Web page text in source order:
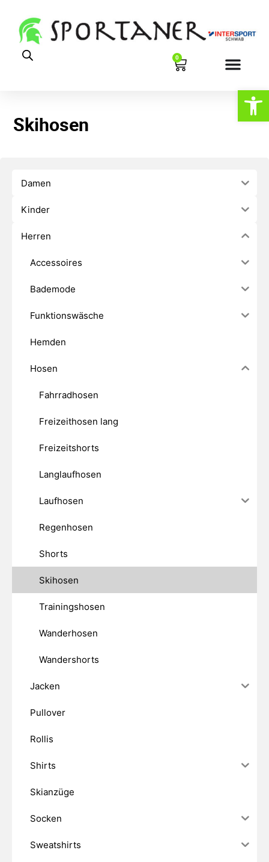
0
Skihosen
Damen
Kinder
Herren
Accessoires
Bademode
Funktionswäsche
Hemden
Hosen
Fahrradhosen
Freizeithosen lang
Freizeitshorts
Langlaufhosen
Laufhosen
Regenhosen
Shorts
Skihosen
Trainingshosen
Wanderhosen
Wandershorts
Jacken
Pullover
Rollis
Shirts
Skianzüge
Socken
Sweatshirts